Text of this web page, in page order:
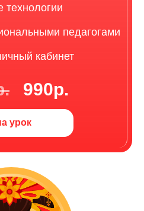
технологии
педагогами
кабинет
990р.
урок